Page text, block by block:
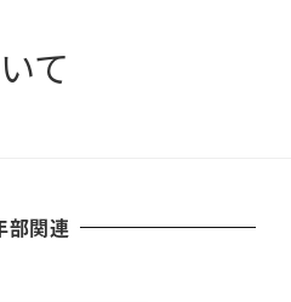
て
部関連